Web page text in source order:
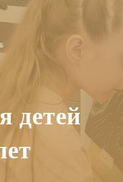
детей